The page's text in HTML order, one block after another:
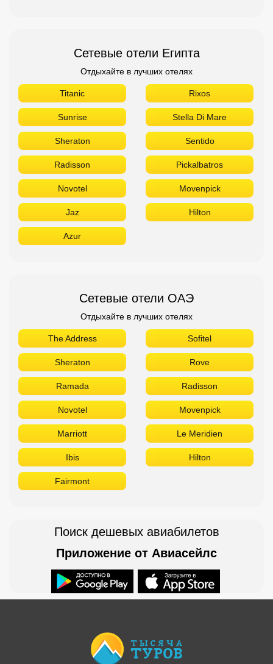
Сетевые отели Египта
Отдыхайте в лучших отелях
Titanic Rixos
Sunrise Stella Di Mare
Sheraton Sentido
Radisson Pickalbatros
Novotel Movenpick
Jaz Hilton
Azur
Сетевые отели ОАЭ
Отдыхайте в лучших отелях
The Address Sofitel
Sheraton Rove
Ramada Radisson
Novotel Movenpick
Marriott Le Meridien
Ibis Hilton
Fairmont
Поиск дешевых авиабилетов
Приложение от Авиасейлс